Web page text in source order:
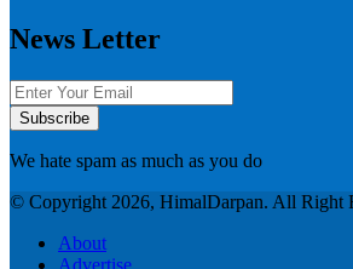
News Letter
We hate spam as much as you do
© Copyright 2026, HimalDarpan. All Right
About
Advertise